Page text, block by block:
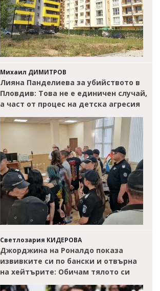
Михаил ДИМИТРОВ
Лияна Панделиева за убийството в
Пловдив: Това не е единичен случай,
а част от процес на детска агресия
Светлозария КИДЕРОВА
Джорджина на Роналдо показа
извивките си по бански и отвърна
на хейтърите: Обичам тялото си